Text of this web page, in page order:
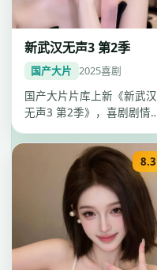
新武汉无声3 第2季
国产大片 2025喜剧
国产大片片库上新《新武汉
无声3 第2季》，喜剧剧情
准，2…
8.3